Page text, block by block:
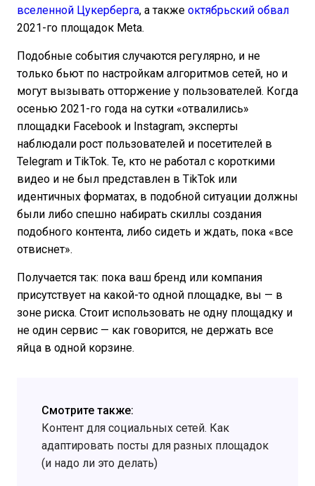
вселенной Цукерберга, а также октябрьский обвал
2021-го площадок Meta.
Подобные события случаются регулярно, и не
только бьют по настройкам алгоритмов сетей, но и
могут вызывать отторжение у пользователей. Когда
осенью 2021-го года на сутки «отвалились»
площадки Facebook и Instagram, эксперты
наблюдали рост пользователей и посетителей в
Telegram и TikTok. Те, кто не работал с короткими
видео и не был представлен в TikTok или
идентичных форматах, в подобной ситуации должны
были либо спешно набирать скиллы создания
подобного контента, либо сидеть и ждать, пока «все
отвиснет».
Получается так: пока ваш бренд или компания
присутствует на какой-то одной площадке, вы — в
зоне риска. Стоит использовать не одну площадку и
не один сервис — как говорится, не держать все
яйца в одной корзине.
Смотрите также:
Контент для социальных сетей. Как
адаптировать посты для разных площадок
(и надо ли это делать)